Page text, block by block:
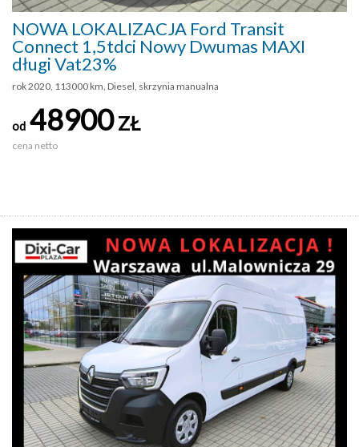
NOWA LOKALIZACJA Ford Transit
Connect 1,5tdci Nowy Dwumas MAXI
długi Vat23%
rok 2020, 113000 km, Diesel, skrzynia manualna
od 48900ZŁ
cena netto